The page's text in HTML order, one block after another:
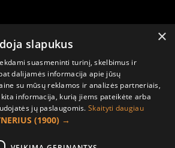
×
slapukus
suasmeninti turinį, skelbimus ir
dalijamės informacija apie jūsų
su mūsų reklamos ir analizės partneriais,
informacija, kurią jiems pateikėte arba
jų paslaugomis.Skaityti daugiau
(1900) →